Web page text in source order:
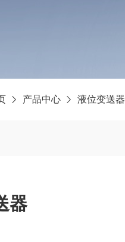
产品中心 液位变送器
器